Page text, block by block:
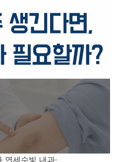
연세수빛 내과·